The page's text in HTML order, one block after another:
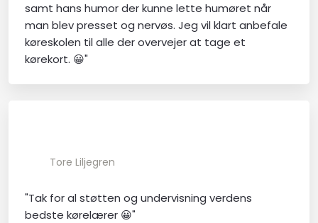
samt hans humor der kunne lette humøret når
man blev presset og nervøs. Jeg vil klart anbefale
køreskolen til alle der overvejer at tage et
kørekort. 😀"
Tore Liljegren
"Tak for al støtten og undervisning verdens
bedste kørelærer 😀"